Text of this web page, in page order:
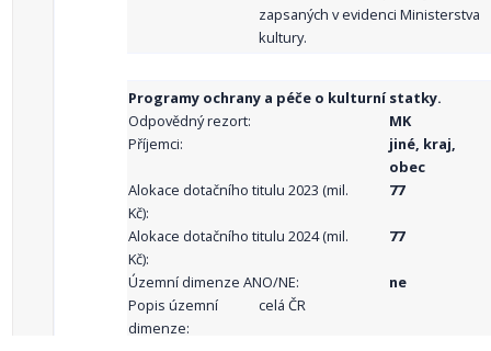
zapsaných v evidenci Ministerstva
kultury.
Programy ochrany a péče o kulturní statky.
Odpovědný rezort:
MK
Příjemci:
jiné, kraj,
obec
Alokace dotačního titulu 2023 (mil.
Kč):
77
Alokace dotačního titulu 2024 (mil.
Kč):
77
Územní dimenze ANO/NE:
ne
Popis územní
dimenze:
celá ČR